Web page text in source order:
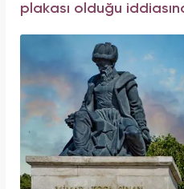
plakası olduğu